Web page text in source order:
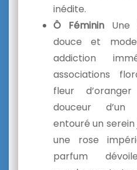
inédite.
Ô Féminin Une
douce et
addiction
associations
fleur
douceur d’un
entouré un
une rose
parfum